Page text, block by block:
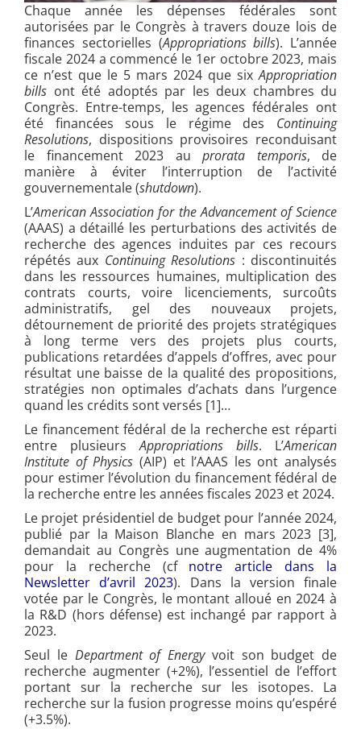
Chaque année les dépenses fédérales sont
autorisées par le Congrès à travers douze lois de
finances sectorielles (Appropriations bills). L’année
fiscale 2024 a commencé le 1er octobre 2023, mais
ce n’est que le 5 mars 2024 que sixAppropriation
bills ont été adoptés par les deux chambres du
Congrès. Entre-temps, les agences fédérales ont
été financées sous le régime des Continuing
Resolutions, dispositions provisoires reconduisant
le financement 2023 au prorata temporis, de
manière à éviter l’interruption de l’activité
gouvernementale (shutdown).
L’American Association for the Advancement of Science
(AAAS) a détaillé les perturbations des activités de
recherche des agences induites par ces recours
répétés aux Continuing Resolutions : discontinuités
dans les ressources humaines, multiplication des
contrats courts, voire licenciements, surcoûts
administratifs, gel des nouveaux projets,
détournement de priorité des projets stratégiques
à long terme vers des projets plus courts,
publications retardées d’appels d’offres, avec pour
résultat une baisse de la qualité des propositions,
stratégies non optimales d’achats dans l’urgence
quand les crédits sont versés [1]…
Le financement fédéral de la recherche est réparti
entre plusieursAppropriations bills. L’American
Institute of Physics (AIP) et l’AAAS les ont analysés
pour estimer l’évolution du financement fédéral de
la recherche entre les années fiscales 2023 et 2024.
Le projet présidentiel de budget pour l’année 2024,
publié par la Maison Blanche en mars 2023 [3],
demandait au Congrès une augmentation de 4%
pour la recherche (cf notre article dans la
Newsletter d’avril 2023). Dans la version finale
votée par le Congrès, le montant alloué en 2024 à
la R&D (hors défense) est inchangé par rapport à
2023.
Seul le Department of Energyvoit son budget de
recherche augmenter (+2%), l’essentiel de l’effort
portant sur la recherche sur les isotopes. La
recherche sur la fusion progresse moins qu’espéré
(+3.5%).